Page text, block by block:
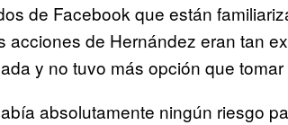
de Facebook que están
acciones de Hernández eran tan
y no tuvo más opción que
absolutamente ningún riesgo